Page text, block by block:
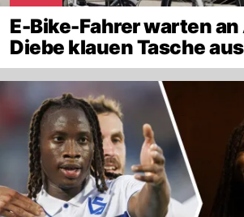
E-Bike-Fahrer warten
Diebe klauen Tasche